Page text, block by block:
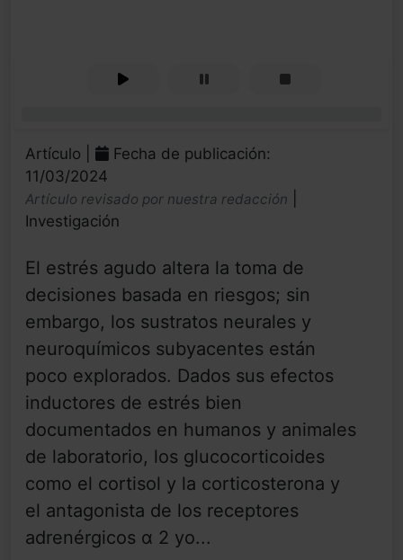
Artículo |
Fecha de publicación:
11/03/2024
Artículo revisado por nuestra redacción
Investigación
El estrés agudo altera la toma de
decisiones basada en riesgos; sin
embargo, los sustratos neurales y
neuroquímicos subyacentes están
poco explorados. Dados sus efectos
inductores de estrés bien
documentados en humanos y animales
de laboratorio, los glucocorticoides
como el cortisol y la corticosterona y
el antagonista de los receptores
adrenérgicos α 2 yo...